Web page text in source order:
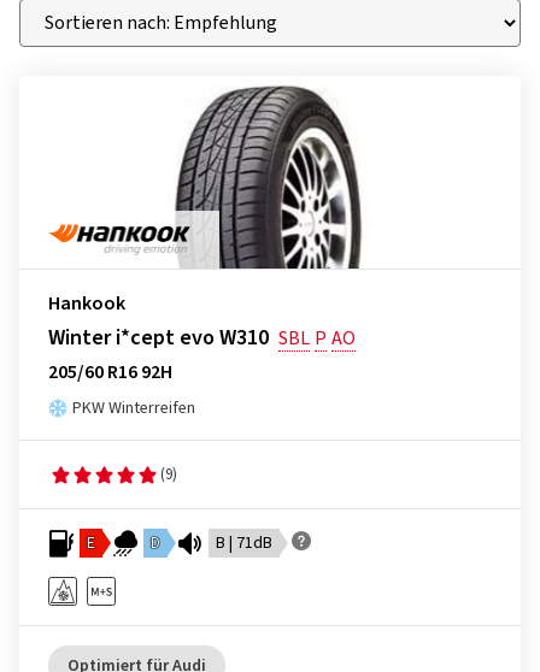
Hankook
Winter i*cept evo W310 SBL P AO
205/60 R16 92H
PKW Winterreifen
(9)
E D B | 71dB
Optimiert für Audi